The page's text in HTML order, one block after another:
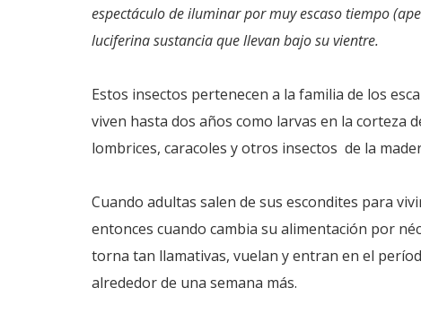
espectáculo de iluminar por muy escaso tiempo
luciferina sustancia que llevan bajo su vientre.
Estos insectos pertenecen a la familia de los
viven hasta dos años como larvas en la corteza
lombrices, caracoles y otros insectos de la
Cuando adultas salen de sus escondites para
entonces cuando cambia su alimentación por
torna tan llamativas, vuelan y entran en el
alrededor de una semana más.